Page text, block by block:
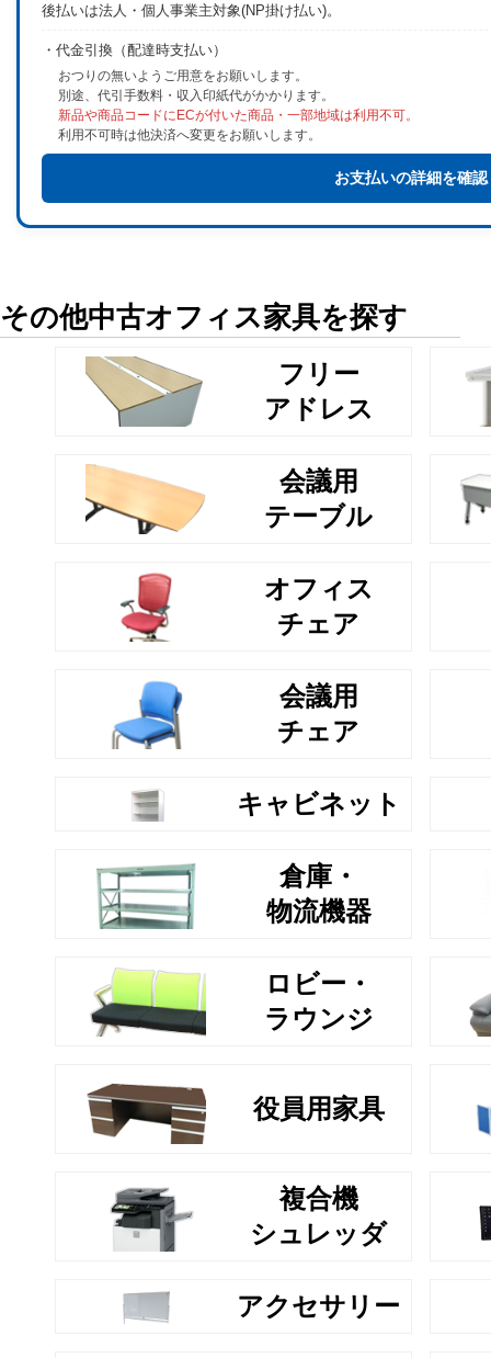
後払いは法人・個人事業主対象(NP掛け払い)。
・代金引換（配達時支払い）
おつりの無いようご用意をお願いします。
別途、代引手数料・収入印紙代がかかります。
新品や商品コードにECが付いた商品・一部地域は利用不可。
利用不可時は他決済へ変更をお願いします。
お支払いの詳細を確認
その他中古オフィス家具を探す
フリー
アドレス
会議用
テーブル
オフィス
チェア
会議用
チェア
キャビネット
倉庫・
物流機器
ロビー・
ラウンジ
役員用家具
複合機
シュレッダ
アクセサリー